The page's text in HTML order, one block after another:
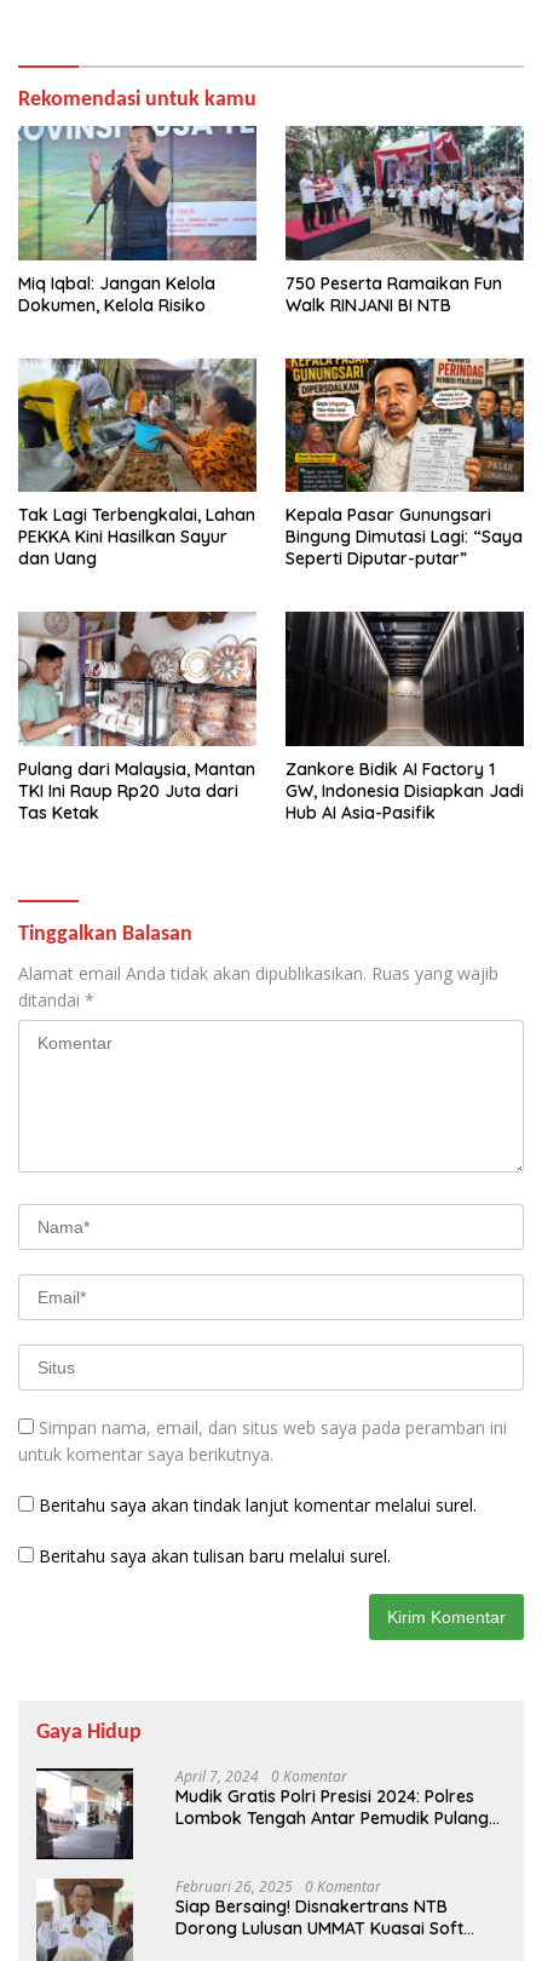
Rekomendasi untuk kamu
Miq Iqbal: Jangan Kelola
Dokumen, Kelola Risiko
750 Peserta Ramaikan Fun
Walk RINJANI BI NTB
Tak Lagi Terbengkalai, Lahan
PEKKA Kini Hasilkan Sayur
dan Uang
Kepala Pasar Gunungsari
Bingung Dimutasi Lagi: “Saya
Seperti Diputar-putar”
Pulang dari Malaysia, Mantan
TKI Ini Raup Rp20 Juta dari
Tas Ketak
Zankore Bidik AI Factory 1
GW, Indonesia Disiapkan Jadi
Hub AI Asia-Pasifik
Tinggalkan Balasan
Alamat email Anda tidak akan dipublikasikan. Ruas yang wajib
ditandai *
Simpan nama, email, dan situs web saya pada peramban ini
untuk komentar saya berikutnya.
Beritahu saya akan tindak lanjut komentar melalui surel.
Beritahu saya akan tulisan baru melalui surel.
Gaya Hidup
April 7, 2024 0 Komentar
Mudik Gratis Polri Presisi 2024: Polres
Lombok Tengah Antar Pemudik Pulang
Februari 26, 2025 0 Komentar
Siap Bersaing! Disnakertrans NTB
Dorong Lulusan UMMAT Kuasai Soft